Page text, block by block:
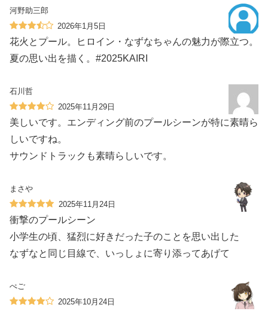
河野助三郎
2026年1月5日
花火とプール。ヒロイン・なずなちゃんの魅力が際立つ。
夏の思い出を描く。#2025KAIRI
石川哲
2025年11月29日
美しいです。エンディング前のプールシーンが特に素晴ら
しいですね。
サウンドトラックも素晴らしいです。
まさや
2025年11月24日
衝撃のプールシーン
小学生の頃、猛烈に好きだった子のことを思い出した
なずなと同じ目線で、いっしょに寄り添ってあげて
ぺご
2025年10月24日